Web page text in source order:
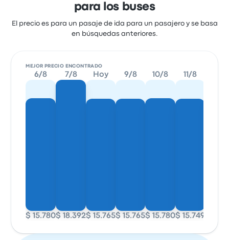
para los buses
El precio es para un pasaje de ida para un pasajero y se basa
en búsquedas anteriores.
MEJOR PRECIO ENCONTRADO
6/8
$ 15.780
7/8
$ 18.392
Hoy
$ 15.765
9/8
$ 15.765
10/8
$ 15.780
11/8
$ 15.749